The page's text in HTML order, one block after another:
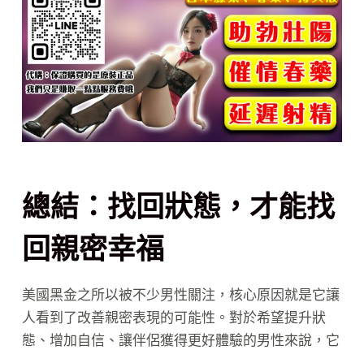
總結：找回狀態，才能找
回親密幸福
美國黑金之所以被不少男性關注，核心原因就是它讓
人看到了改善親密表現的可能性。對於希望提升狀
態、增加自信、讓伴侶獲得更好體驗的男性來說，它